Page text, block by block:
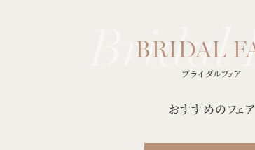
ブライダルフェア
おすすめのフェア